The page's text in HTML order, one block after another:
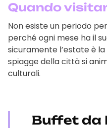
Quando
Non esiste un periodo
perché ogni mese ha il
sicuramente l’estate è
spiagge della città si
culturali.
Buffet da